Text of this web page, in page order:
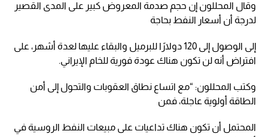
وقال المحللون إن حجم صدمة المعروض كبير على المدى القصير
لدرجة أن أسعار النفط بحاجة
إلى الوصول إلى 120 دولارًا للبرميل والبقاء عليها لعدة أشهر، على
افتراض أنه لن تكون هناك عودة فورية للخام الإيراني.
وكتب المحللون: “مع اتساع نطاق العقوبات والتحول إلى أمن
الطاقة أولوية عاجلة، فمن
المحتمل أن تكون هناك تداعيات على مبيعات النفط الروسية في